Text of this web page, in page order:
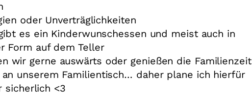
oder Unverträglichkeiten
es ein Kinderwunschessen und meist auch in
Form auf dem Teller
wir gerne auswärts oder genießen die Familienzeit
an unserem Familientisch… daher plane ich hierfür
sicherlich <3